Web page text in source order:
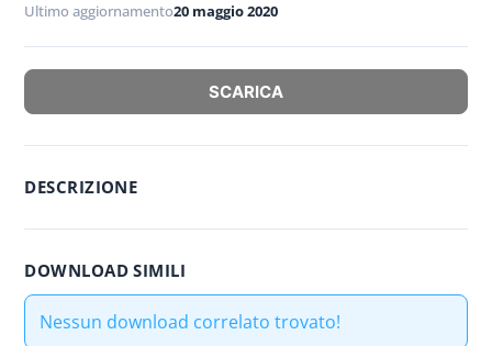
Ultimo aggiornamento20 maggio 2020
SCARICA
DESCRIZIONE
DOWNLOAD SIMILI
Nessun download correlato trovato!